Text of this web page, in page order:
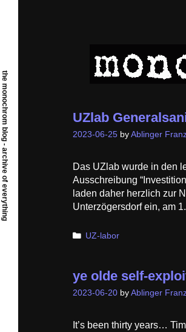
UZlab
2023-06-25 by Ablinger
Das UZlab wurde in den
Ausschreibung
laden daher herzlich zur
Unterzögersdorf ein, am
Categories
UZ-labor
ye olde self-
2023-06-20 by Ablinger
It’s been thirty years…
the monochrom blog - archive of everything